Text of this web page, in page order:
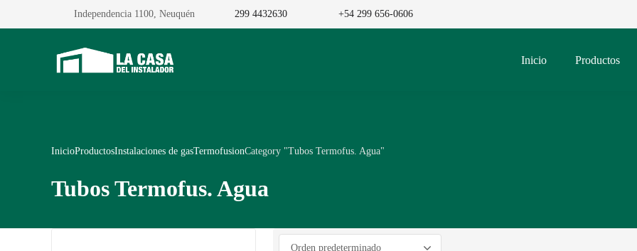
Independencia 1100, Neuquén 299 4432630 +54 299 656-0606
Inicio Productos
InicioProductosInstalaciones de gasTermofusionCategory "Tubos Termofus. Agua"
Tubos Termofus. Agua